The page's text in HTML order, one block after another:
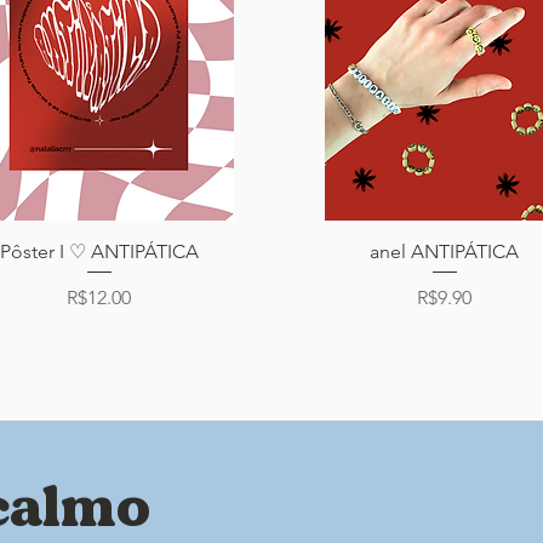
Quick View
Pôster I ♡ ANTIPÁTICA
Price
R$12.00
Quick View
anel ANTIPÁTICA
Price
R$9.90